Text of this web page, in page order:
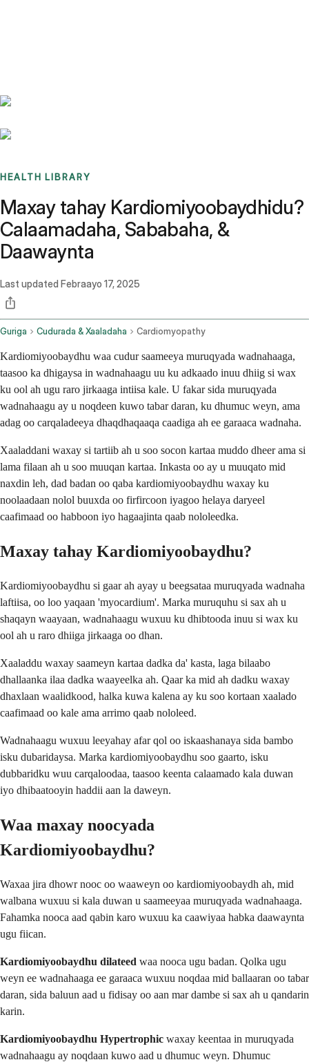
HEALTH LIBRARY
Maxay tahay Kardiomiyoobaydhidu?
Calaamadaha, Sababaha, &
Daawaynta
Last updated Febraayo 17, 2025
Guriga Cudurada & Xaaladaha Cardiomyopathy
Kardiomiyoobaydhu waa cudur saameeya muruqyada wadnahaaga,
taasoo ka dhigaysa in wadnahaagu uu ku adkaado inuu dhiig si wax
ku ool ah ugu raro jirkaaga intiisa kale. U fakar sida muruqyada
wadnahaagu ay u noqdeen kuwo tabar daran, ku dhumuc weyn, ama
adag oo carqaladeeya dhaqdhaqaaqa caadiga ah ee garaaca wadnaha.
Xaaladdani waxay si tartiib ah u soo socon kartaa muddo dheer ama si
lama filaan ah u soo muuqan kartaa. Inkasta oo ay u muuqato mid
naxdin leh, dad badan oo qaba kardiomiyoobaydhu waxay ku
noolaadaan nolol buuxda oo firfircoon iyagoo helaya daryeel
caafimaad oo habboon iyo hagaajinta qaab nololeedka.
Maxay tahay Kardiomiyoobaydhu?
Kardiomiyoobaydhu si gaar ah ayay u beegsataa muruqyada wadnaha
laftiisa, oo loo yaqaan 'myocardium'. Marka muruquhu si sax ah u
shaqayn waayaan, wadnahaagu wuxuu ku dhibtooda inuu si wax ku
ool ah u raro dhiiga jirkaaga oo dhan.
Xaaladdu waxay saameyn kartaa dadka da' kasta, laga bilaabo
dhallaanka ilaa dadka waayeelka ah. Qaar ka mid ah dadku waxay
dhaxlaan waalidkood, halka kuwa kalena ay ku soo kortaan xaalado
caafimaad oo kale ama arrimo qaab nololeed.
Wadnahaagu wuxuu leeyahay afar qol oo iskaashanaya sida bambo
isku dubaridaysa. Marka kardiomiyoobaydhu soo gaarto, isku
dubbaridku wuu carqaloodaa, taasoo keenta calaamado kala duwan
iyo dhibaatooyin haddii aan la daweyn.
Waa maxay noocyada
Kardiomiyoobaydhu?
Waxaa jira dhowr nooc oo waaweyn oo kardiomiyoobaydh ah, mid
walbana wuxuu si kala duwan u saameeyaa muruqyada wadnahaaga.
Fahamka nooca aad qabin karo wuxuu ka caawiyaa habka daawaynta
ugu fiican.
Kardiomiyoobaydhu dilateed waa nooca ugu badan. Qolka ugu
weyn ee wadnahaaga ee garaaca wuxuu noqdaa mid ballaaran oo tabar
daran, sida baluun aad u fidisay oo aan mar dambe si sax ah u qandarin
karin.
Kardiomiyoobaydhu Hypertrophic waxay keentaa in muruqyada
wadnahaagu ay noqdaan kuwo aad u dhumuc weyn. Dhumuc